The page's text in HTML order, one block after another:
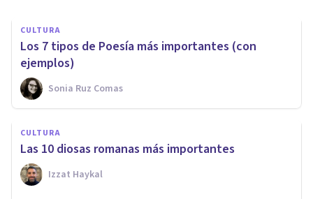
CULTURA
Los 7 tipos de Poesía más importantes (con
ejemplos)
Sonia Ruz Comas
CULTURA
Las 10 diosas romanas más importantes
Izzat Haykal